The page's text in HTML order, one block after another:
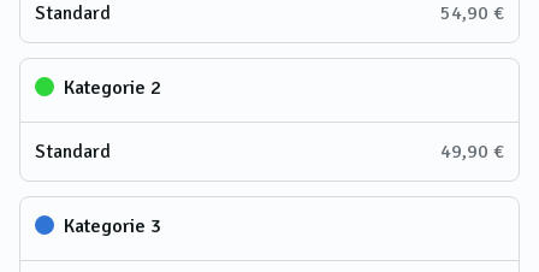
Standard 54,90 €
Kategorie 2
Standard 49,90 €
Kategorie 3